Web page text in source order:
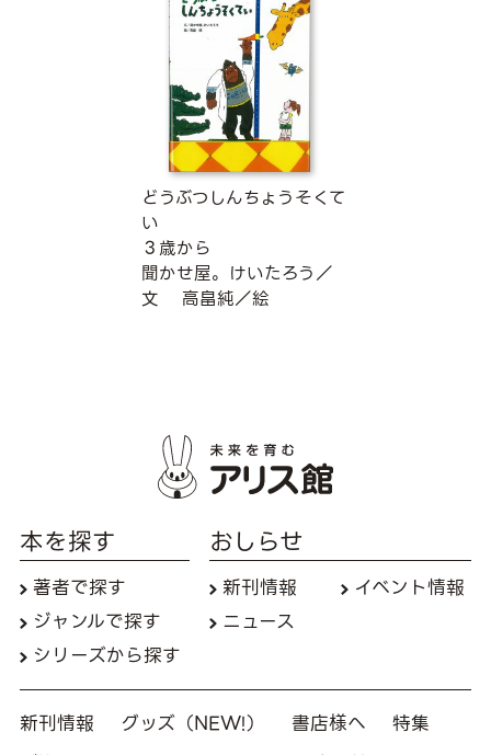
どうぶつしんちょうそくて
い
３歳から
聞かせ屋。けいたろう／
文
高畠純／絵
本を探す
著者で探す
ジャンルで探す
シリーズから探す
おしらせ
新刊情報
イベント情報
ニュース
新刊情報 グッズ（NEW!） 書店様へ
特集